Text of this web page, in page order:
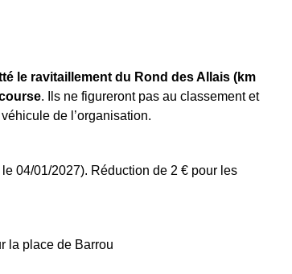
le ravitaillement du Rond des Allais (km
. Ils ne figureront pas au classement et
de l’organisation.
04/01/2027). Réduction de 2 € pour les
la place de Barrou